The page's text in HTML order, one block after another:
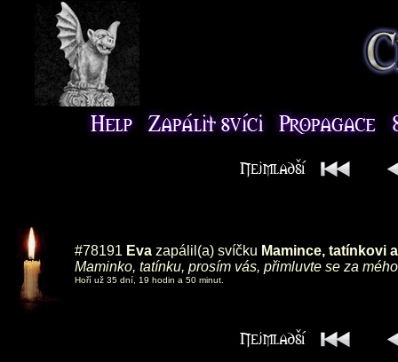
#78191 Eva zapálil(a) svíčku Mamince, tatínkovi
Maminko, tatínku, prosím vás, přimluvte se za
Hoří už 35 dní, 19 hodin a 50 minut.